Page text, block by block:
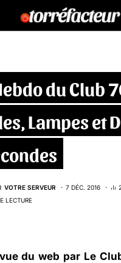
du Club
Lampes et
VOTRE SERVEUR 7 DÉC. 2016
LECTURE
du web par Le